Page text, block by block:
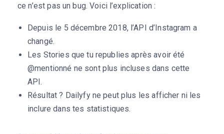
ce n’est pas un bug. Voici l’explication :
Depuis le 5 décembre 2018, l’API d’Instagram a
changé.
Les Stories que tu republies après avoir été
@mentionné ne sont plus incluses dans cette
API.
Résultat ? Dailyfy ne peut plus les afficher ni les
inclure dans tes statistiques.